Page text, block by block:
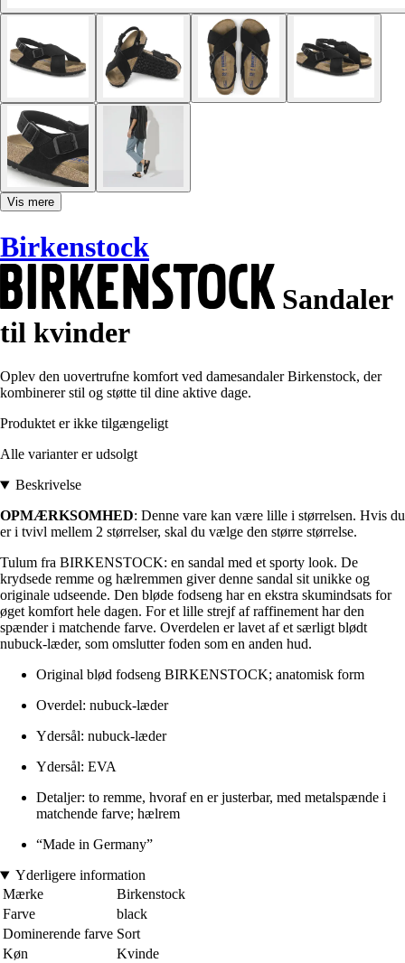
Vis mere
Birkenstock
Sandaler
til kvinder
Oplev den uovertrufne komfort ved damesandaler Birkenstock, der
kombinerer stil og støtte til dine aktive dage.
Produktet er ikke tilgængeligt
Alle varianter er udsolgt
Beskrivelse
OPMÆRKSOMHED: Denne vare kan være lille i størrelsen. Hvis du
er i tvivl mellem 2 størrelser, skal du vælge den større størrelse.
Tulum fra BIRKENSTOCK: en sandal med et sporty look. De
krydsede remme og hælremmen giver denne sandal sit unikke og
originale udseende. Den bløde fodseng har en ekstra skumindsats for
øget komfort hele dagen. For et lille strejf af raffinement har den
spænder i matchende farve. Overdelen er lavet af et særligt blødt
nubuck-læder, som omslutter foden som en anden hud.
Original blød fodseng BIRKENSTOCK; anatomisk form
Overdel: nubuck-læder
Ydersål: nubuck-læder
Ydersål: EVA
Detaljer: to remme, hvoraf en er justerbar, med metalspænde i
matchende farve; hælrem
“Made in Germany”
Yderligere information
Mærke
Birkenstock
Farve
black
Dominerende farve Sort
Køn
Kvinde